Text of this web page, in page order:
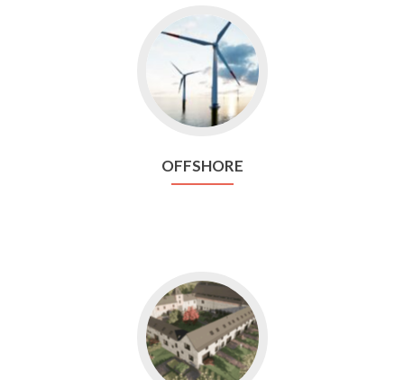
Aller
vers
Offshore
OFFSHORE
Aller
vers
Hulplanche